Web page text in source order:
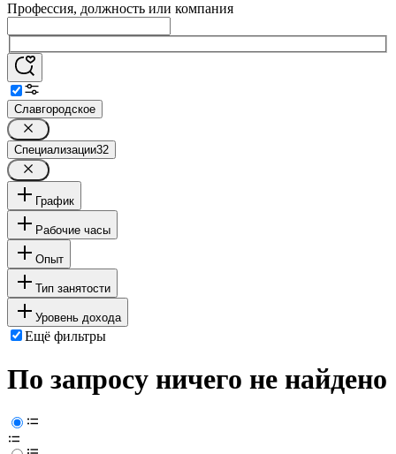
Профессия, должность или компания
Славгородское
Специализации32
График
Рабочие часы
Опыт
Тип занятости
Уровень дохода
Ещё фильтры
По запросу ничего не найдено